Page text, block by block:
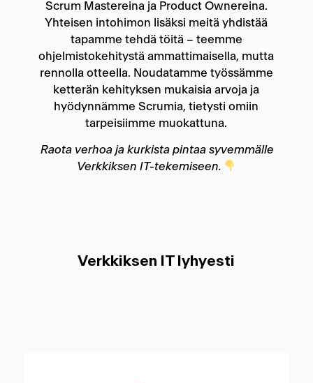
Scrum Mastereina ja Product Ownereina.
Yhteisen intohimon lisäksi meitä yhdistää
tapamme tehdä töitä – teemme
ohjelmistokehitystä ammattimaisella, mutta
rennolla otteella. Noudatamme työssämme
ketterän kehityksen mukaisia arvoja ja
hyödynnämme Scrumia, tietysti omiin
tarpeisiimme muokattuna.
Raota verhoa ja kurkista pintaa syvemmälle
Verkkiksen IT-tekemiseen.
Verkkiksen IT lyhyesti